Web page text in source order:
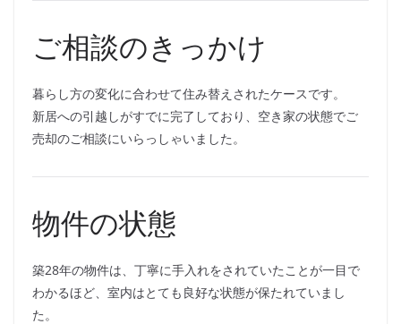
ご相談のきっかけ
暮らし方の変化に合わせて住み替えされたケースです。
新居への引越しがすでに完了しており、空き家の状態でご
売却のご相談にいらっしゃいました。
物件の状態
築28年の物件は、丁寧に手入れをされていたことが一目で
わかるほど、室内はとても良好な状態が保たれていまし
た。